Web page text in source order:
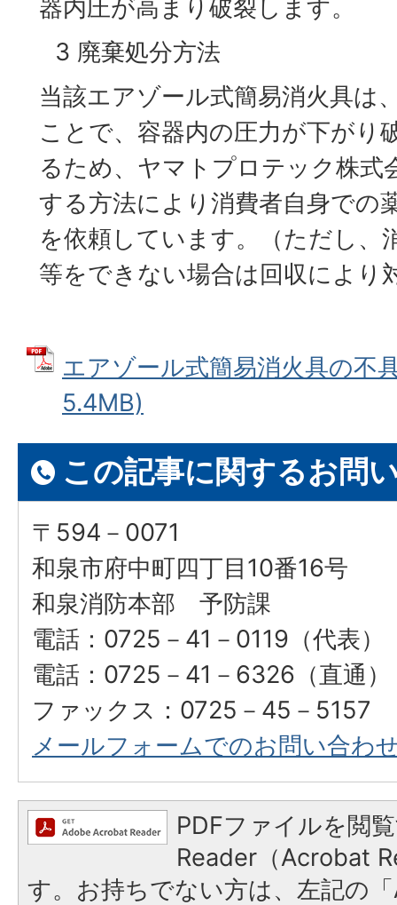
器内圧が高まり破裂します。
3 廃棄処分方法
当該エアゾール式簡易消火具は
ことで、容器内の圧力が下がり
るため、ヤマトプロテック株式
する方法により消費者自身での
を依頼しています。（ただし、
等をできない場合は回収により
エアゾール式簡易消火具の不
5.4MB)
この記事に関するお問
〒594－0071
和泉市府中町四丁目10番16号
和泉消防本部 予防課
電話：0725－41－0119（代表）
電話：0725－41－6326（直通）
ファックス：0725－45－5157
メールフォームでのお問い合わ
PDFファイルを閲
Reader（Acrobat
す。お持ちでない方は、左記の